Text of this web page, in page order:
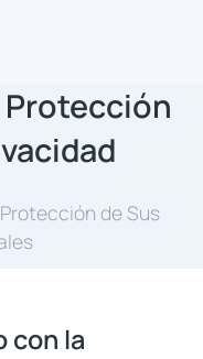
de Sus
con la